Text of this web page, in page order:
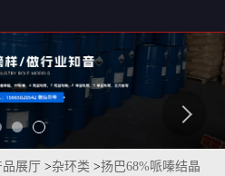
品展厅 >杂环类 >扬巴68%哌嗪结晶